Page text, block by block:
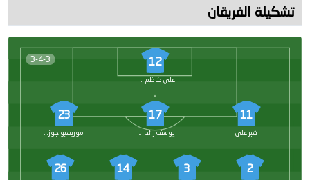
تشكيلة الفريقان
3-4-3 12
علي كاظم هادي
11
شبر علي
17
يوسف رائد الألوسي
23
موريسيو جوزيف
2
3
14
26